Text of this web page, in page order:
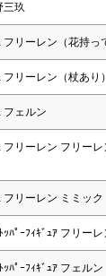
玖
リーレン（花持っ
リーレン（杖あり）
フェルン
リーレン フリーレ
リーレン ミミック
ﾊﾟｰﾌｨｷﾞｭｱ フリーレ
ﾊﾟｰﾌｨｷﾞｭｱ フェルン